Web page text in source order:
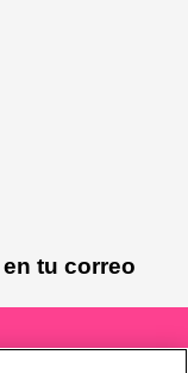
tu correo